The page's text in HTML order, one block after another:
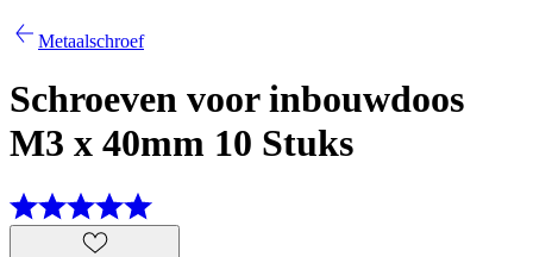
Metaalschroef
Schroeven voor inbouwdoos
M3 x 40mm 10 Stuks